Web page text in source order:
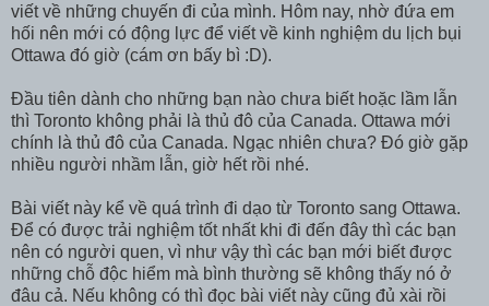
viết về những chuyến đi của mình. Hôm nay, nhờ đứa em
hối nên mới có động lực để viết về kinh nghiệm du lịch bụi
Ottawa đó giờ (cám ơn bấy bì :D).
Đầu tiên dành cho những bạn nào chưa biết hoặc lầm lẫn
thì Toronto không phải là thủ đô của Canada. Ottawa mới
chính là thủ đô của Canada. Ngạc nhiên chưa? Đó giờ gặp
nhiều người nhầm lẫn, giờ hết rồi nhé.
Bài viết này kể về quá trình đi dạo từ Toronto sang Ottawa.
Để có được trải nghiệm tốt nhất khi đi đến đây thì các bạn
nên có người quen, vì như vậy thì các bạn mới biết được
những chỗ độc hiểm mà bình thường sẽ không thấy nó ở
đâu cả. Nếu không có thì đọc bài viết này cũng đủ xài rồi